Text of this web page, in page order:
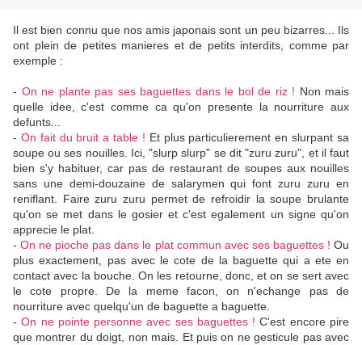
Il est bien connu que nos amis japonais sont un peu bizarres... Ils
ont plein de petites manieres et de petits interdits, comme par
exemple :
- On ne plante pas ses baguettes dans le bol de riz ! Non mais
quelle idee, c'est comme ca qu'on presente la nourriture aux
defunts...
- On fait du bruit a table ! Et plus particulierement en slurpant sa
soupe ou ses nouilles. Ici, "slurp slurp" se dit "zuru zuru", et il faut
bien s'y habituer, car pas de restaurant de soupes aux nouilles
sans une demi-douzaine de salarymen qui font zuru zuru en
reniflant. Faire zuru zuru permet de refroidir la soupe brulante
qu'on se met dans le gosier et c'est egalement un signe qu'on
apprecie le plat.
-On ne pioche pas dans le plat commun avec ses baguettes !Ou
plus exactement, pas avec le cote de la baguette qui a ete en
contact avec la bouche. On les retourne, donc, et on se sert avec
le cote propre. De la meme facon, on n'echange pas de
nourriture avec quelqu'un de baguette a baguette.
-On ne pointe personne avec ses baguettes ! C'est encore pire
que montrer du doigt, non mais. Et puis on ne gesticule pas avec